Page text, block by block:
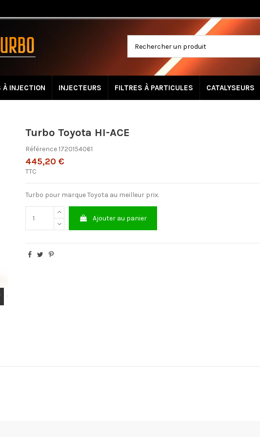
À INJECTION INJECTEURS FILTRES À PARTICULES CATALYSEURS
Turbo Toyota HI-ACE
Référence1720154061
445,20 €
TTC
Turbo pour marque Toyota au meilleur prix.
Ajouter au panier